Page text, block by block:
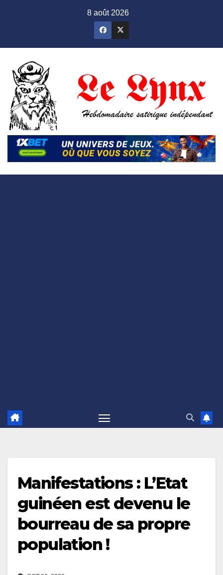
8 août 2026
Manifestations : L’Etat
guinéen est devenu le
bourreau de sa propre
population !